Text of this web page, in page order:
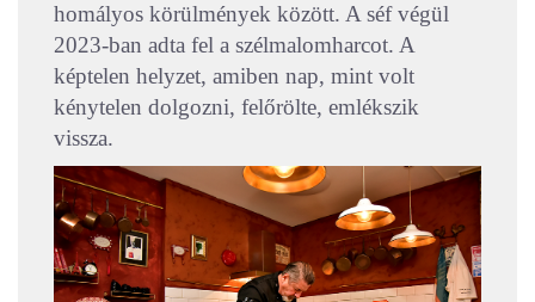
homályos körülmények között. A séf végül
2023-ban adta fel a szélmalomharcot. A
képtelen helyzet, amiben nap, mint volt
kénytelen dolgozni, felőrölte, emlékszik
vissza.